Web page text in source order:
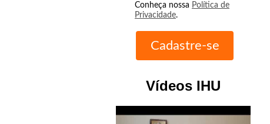
Conheça nossa Política de
Privacidade.
Vídeos IHU